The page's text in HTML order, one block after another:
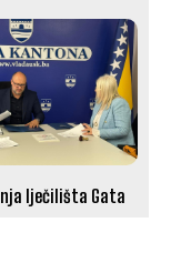
lječilišta Gata